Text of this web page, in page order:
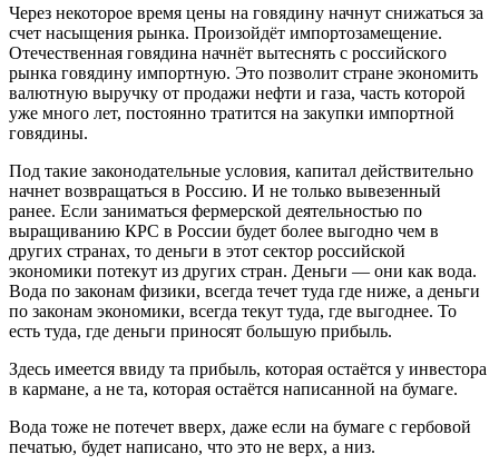
Через некоторое время цены на говядину начнут снижаться за
счет насыщения рынка. Произойдёт импортозамещение.
Отечественная говядина начнёт вытеснять с российского
рынка говядину импортную. Это позволит стране экономить
валютную выручку от продажи нефти и газа, часть которой
уже много лет, постоянно тратится на закупки импортной
говядины.
Под такие законодательные условия, капитал действительно
начнет возвращаться в Россию. И не только вывезенный
ранее. Если заниматься фермерской деятельностью по
выращиванию КРС в России будет более выгодно чем в
других странах, то деньги в этот сектор российской
экономики потекут из других стран. Деньги — они как вода.
Вода по законам физики, всегда течет туда где ниже, а деньги
по законам экономики, всегда текут туда, где выгоднее. То
есть туда, где деньги приносят большую прибыль.
Здесь имеется ввиду та прибыль, которая остаётся у инвестора
в кармане, а не та, которая остаётся написанной на бумаге.
Вода тоже не потечет вверх, даже если на бумаге с гербовой
печатью, будет написано, что это не верх, а низ.